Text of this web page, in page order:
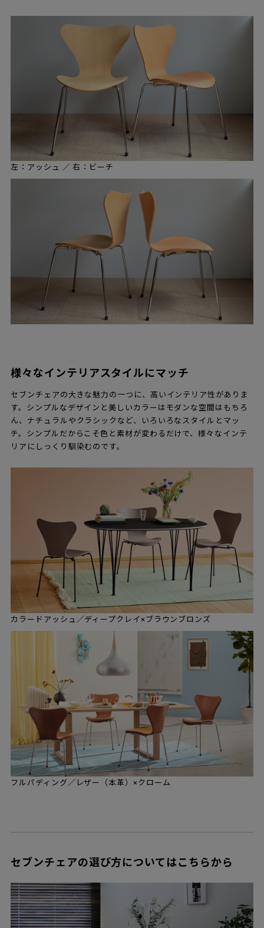
左：アッシュ ／ 右：ビーチ
様々なインテリアスタイルにマッチ
セブンチェアの大きな魅力の一つに、高いインテリア性がありま
す。シンプルなデザインと美しいカラーはモダンな空間はもちろ
ん、ナチュラルやクラシックなど、いろいろなスタイルとマッ
チ。シンプルだからこそ色と素材が変わるだけで、様々なインテ
リアにしっくり馴染むのです。
カラードアッシュ／ディープクレイ×ブラウンブロンズ
フルパディング／レザー（本革）×クローム
セブンチェアの選び方についてはこちらから